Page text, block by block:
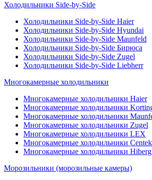
Холодильники Side-by-Side
Холодильники Side-by-Side Haier
Холодильники Side-by-Side Hyundai
Холодильники Side-by-Side Maunfeld
Холодильники Side-by-Side Бирюса
Холодильники Side-by-Side Zugel
Холодильники Side-by-Side Liebherr
Многокамерные холодильники
Многокамерные холодильники Haier
Многокамерные холодильники
Многокамерные холодильники
Многокамерные холодильники Zugel
Многокамерные холодильники LEX
Многокамерные холодильники Centek
Многокамерные холодильники Hiberg
Морозильники (морозильные камеры)